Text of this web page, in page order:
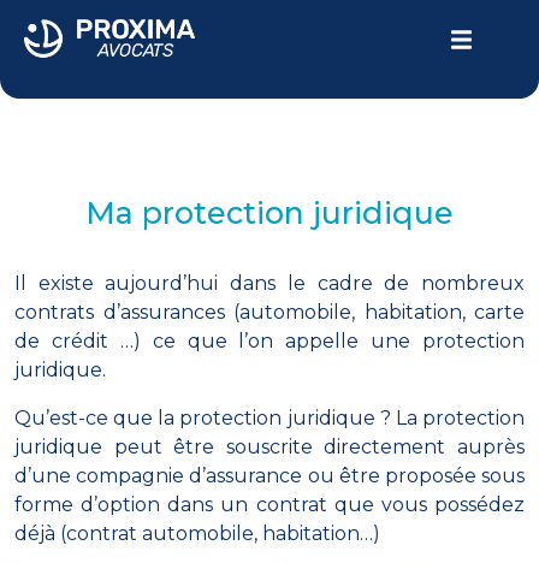
DOMMAGE CORPOREL
Contactez-nous
04.94.24.10.69
Ma protection juridique
Il existe aujourd’hui dans le cadre de nombreux
contrats d’assurances (automobile, habitation, carte
de crédit …) ce que l’on appelle une protection
juridique.
Qu’est-ce que la protection juridique ? La protection
juridique peut être souscrite directement auprès
d’une compagnie d’assurance ou être proposée sous
forme d’option dans un contrat que vous possédez
déjà (contrat automobile, habitation…)